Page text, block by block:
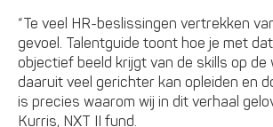
“Te veel HR-beslissingen vertrekken
gevoel. Talentguide toont hoe je met
objectief beeld krijgt van de skills op de
daaruit veel gerichter kan opleiden en
is precies waarom wij in dit verhaal
Kurris, NXT II fund.